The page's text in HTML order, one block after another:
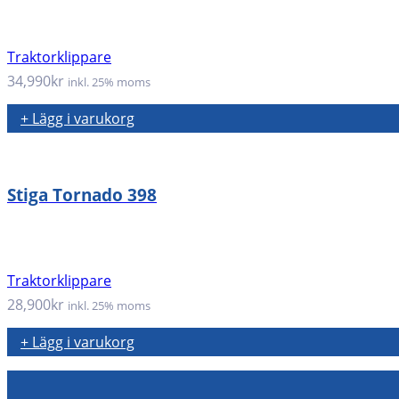
Traktorklippare
34,990kr inkl. 25% moms
+ Lägg i varukorg
Stiga Tornado 398
Traktorklippare
28,900kr inkl. 25% moms
+ Lägg i varukorg